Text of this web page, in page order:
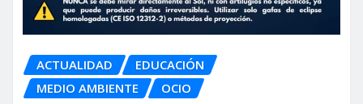
ACTUALIDAD
EDUCACIÓN
MEDIO AMBIENTE
OCIO